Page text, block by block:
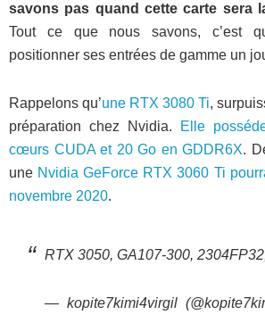
savons pas quand cette carte sera
Tout ce que nous savons, c’est
positionner ses entrées de gamme un
Rappelons qu’une RTX 3080 Ti,
préparation chez Nvidia.
Elle
cœurs CUDA et 20 Go en GDDR6X.
une Nvidia GeForce RTX 3060 Ti
novembre 2020.
RTX 3050, GA107-300,
— kopite7kimi4virgil